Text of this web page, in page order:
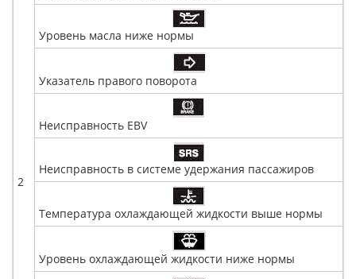
2
Уровень масла ниже нормы
Указатель правого поворота
Неисправность EBV
Неисправность в системе удержания пассажиров
Температура охлаждающей жидкости выше нормы
Уровень охлаждающей жидкости ниже нормы